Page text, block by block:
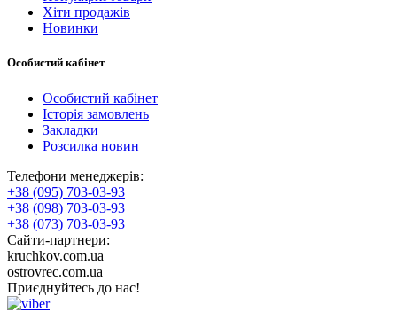
Хіти продажів
Новинки
Особистий кабінет
Особистий кабінет
Історія замовлень
Закладки
Розсилка новин
Телефони менеджерів:
+38 (095) 703-03-93
+38 (098) 703-03-93
+38 (073) 703-03-93
Сайти-партнери:
kruchkov.com.ua
ostrovrec.com.ua
Приєднуйтесь до нас!